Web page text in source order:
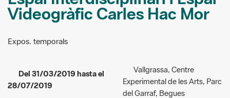
Expos. temporals
Del 31/03/2019 hasta el
De divendres a diumenge,
del Garraf, Begues
Carretera Rat Penat a la Plana
Novella Km 7.5